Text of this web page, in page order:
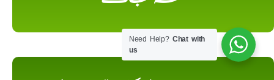
Need Help?Chat with
us